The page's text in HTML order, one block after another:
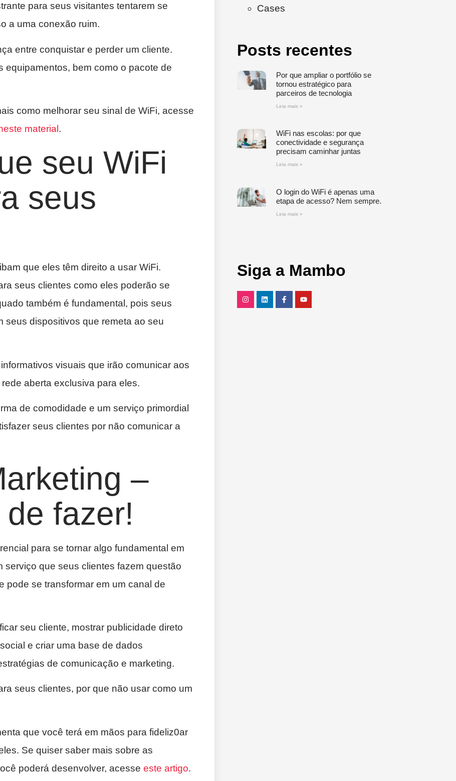
para seus visitantes tentarem se
a uma conexão ruim.
entre conquistar e perder um cliente.
equipamentos, bem como o pacote de
como melhorar seu sinal de WiFi, acesse
material .
seu WiFi
seus
que eles têm direito a usar WiFi.
seus clientes como eles poderão se
também é fundamental, pois seus
seus dispositivos que remeta ao seu
visuais que irão comunicar aos
aberta exclusiva para eles.
de comodidade e um serviço primordial
seus clientes por não comunicar a
–
fazer!
para se tornar algo fundamental em
serviço que seus clientes fazem questão
pode se transformar em um canal de
seu cliente, mostrar publicidade direto
e criar uma base de dados
de comunicação e marketing.
seus clientes, por que não usar como um
que você terá em mãos para fideliz0ar
Se quiser saber mais sobre as
poderá desenvolver, acesse este artigo.
Cases
Posts recentes
Por que ampliar o portfólio se
tornou estratégico para
parceiros de tecnologia
Leia mais »
WiFi nas escolas: por que
conectividade e segurança
precisam caminhar juntas
Leia mais »
O login do WiFi é apenas uma
etapa de acesso? Nem sempre.
Leia mais »
Siga a Mambo